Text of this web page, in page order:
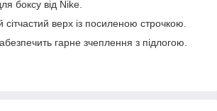
боксу від Nike.
верх із посиленою строчкою.
гарне зчеплення з підлогою.